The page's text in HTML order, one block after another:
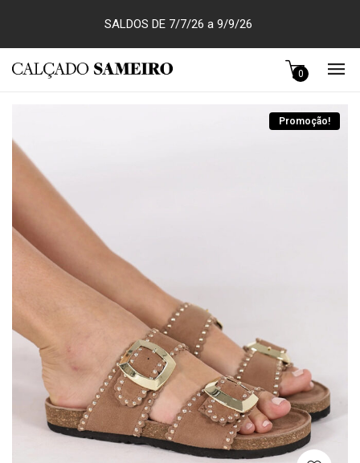
SALDOS DE 7/7/26 a 9/9/26
0
Promoção!